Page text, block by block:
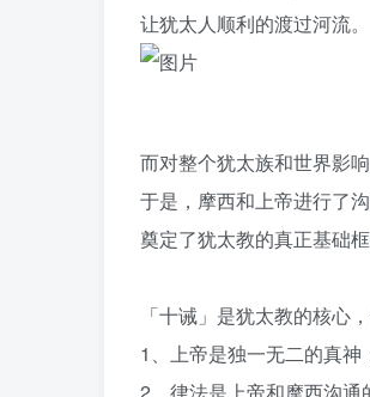
让犹太人顺利的渡过河流。
而对整个犹太族和世界影
于是，摩西和上帝进行了
奠定了犹太教的真正基础框
「十诫」是犹太教的核心
1、上帝是独一无二的真神